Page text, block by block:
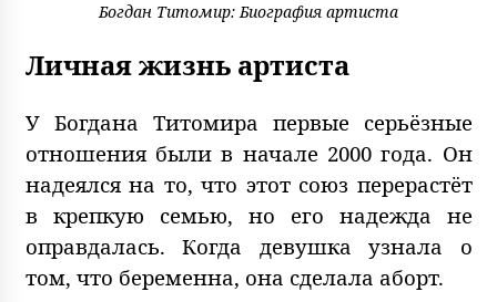
Богдан Титомир: Биография артиста
Личная жизнь артиста
У Богдана Титомира первые серьёзные
отношения были в начале 2000 года. Он
надеялся на то, что этот союз перерастёт
в крепкую семью, но его надежда не
оправдалась. Когда девушка узнала о
том, что беременна, она сделала аборт.